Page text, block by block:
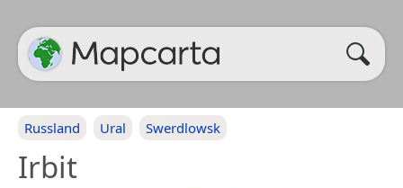
Russland Ural Swerdlowsk
Irbit